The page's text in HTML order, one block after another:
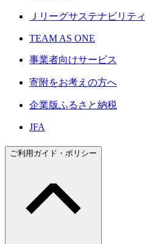
Ｊリーグサステナビリティ
TEAM AS ONE
事業者向けサービス
寄附をお考えの方へ
企業版ふるさと納税
JFA
ご利用ガイド・ポリシー